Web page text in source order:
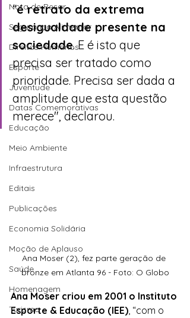
Nota de Pesar
Segurança Alimentar
Direitos Humanos
Esporte
Juventude
Datas Comemorativas
Educação
Meio Ambiente
Infraestrutura
Editais
Publicações
Economia Solidária
Moção de Aplauso
Saúde
Homenagem
Turismo
“é retrato da extrema
desigualdade presente na
sociedade. E é isto que
precisa ser tratado como
prioridade. Precisa ser dada a
amplitude que esta questão
merece", declarou.
Ana Moser (2), fez parte geração de
bronze em Atlanta 96 - Foto: O Globo
Ana Moser criou em 2001 o Instituto
Esporte & Educação (IEE), “com o